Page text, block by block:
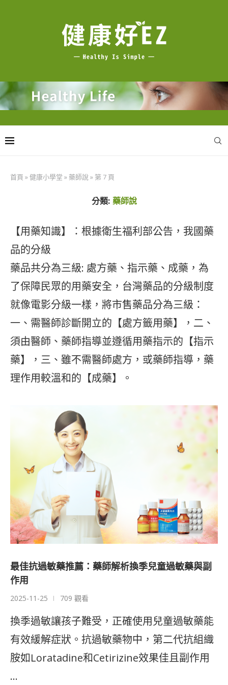
首頁 »健康小學堂 » 藥師說 » 第 7 頁
分類: 藥師說
【用藥知識】：根據衛生福利部公告，我國藥
品的分級
藥品共分為三級: 處方藥、指示藥、成藥，為
了保障民眾的用藥安全，台灣藥品的分級制度
就像電影分級一樣，將市售藥品分為三級：
一、需醫師診斷開立的【處方籤用藥】，二、
須由醫師、藥師指導並遵循用藥指示的【指示
藥】，三、雖不需醫師處方，或藥師指導，藥
理作用較溫和的【成藥】。
最佳抗過敏藥推薦：藥師解析換季兒童過敏藥與副
作用
2025-11-25 709 觀看
換季過敏讓孩子難受，正確使用兒童過敏藥能
有效緩解症狀。抗過敏藥物中，第二代抗組織
胺如Loratadine和Cetirizine效果佳且副作用
…